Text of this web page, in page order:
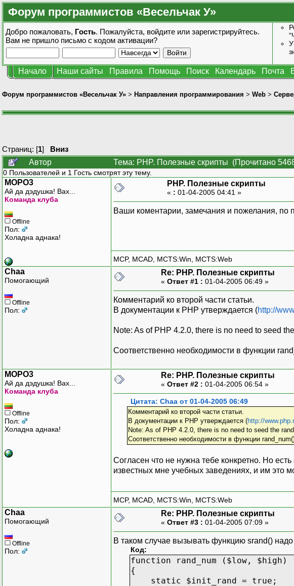
Форум программистов «Весельчак У»
Добро пожаловать, Гость. Пожалуйста, войдите или зарегистрируйтесь.
Вам не пришло письмо с кодом активации?
Начало Наши сайты Правила Помощь Поиск Календарь Почта
Форум программистов «Весельчак У» > Направления программирования > Web >
Страниц: [1] Вниз
Автор
Тема: PHP. Полезные скрипты (Прочитано
0 Пользователей и 1 Гость смотрят эту тему.
MOPO3
Ай да дэдушка! Вах...
Команда клуба
Offline
Пол:
Холадна аднака!
PHP. Полезные скрипты
« : 01-04-2005 04:41 »
Ваши коментарии, замечания и пожелания, по
MCP, MCAD, MCTS:Win, MCTS:Web
Chaa
Помогающий
Offline
Пол:
Re: PHP. Полезные скрипты
« Ответ #1 : 01-04-2005 06:49 »
Комментарий ко второй части статьи.
В документации к PHP утверждается (http://
Note: As of PHP 4.2.0, there is no need to seed
Соответственно необходимости в функции
MOPO3
Ай да дэдушка! Вах...
Команда клуба
Offline
Пол:
Холадна аднака!
Re: PHP. Полезные скрипты
« Ответ #2 : 01-04-2005 06:54 »
Цитата: Chaa от 01-04-2005 06:49
Комментарий ко второй части статьи.
В документации к PHP утверждается (http://
Note: As of PHP 4.2.0, there is no need to seed the
Соответственно необходимости в функции
Согласен что не нужна тебе конкретно. Но
известных мне учебных заведениях, и им это
MCP, MCAD, MCTS:Win, MCTS:Web
Chaa
Помогающий
Offline
Пол:
Re: PHP. Полезные скрипты
« Ответ #3 : 01-04-2005 07:09 »
В таком случае вызывать функцию srand()
Код:
function rand_num ($low, $high)
{
static $init_rand = true;